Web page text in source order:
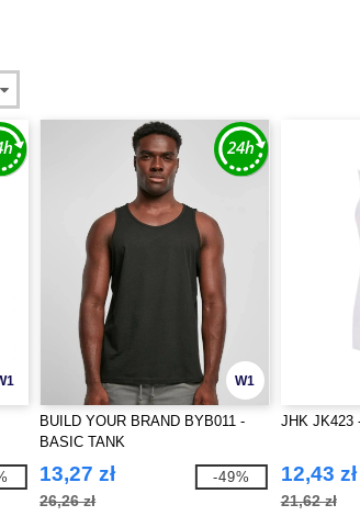
W1
BUILD YOUR BRAND BYB011 -
BASIC TANK
13,27 zł
26,26 zł
-49%
JHK JK423
12,43 zł
21,62 zł